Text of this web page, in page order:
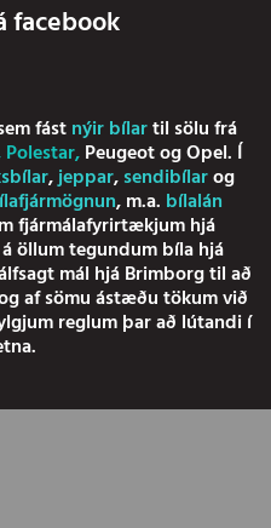
facebook
fástnýir bílartil sölu frá
Polestar,PeugeotogOpel. Í
,jeppar,sendibílarog
, m.a. bílalán
fjármálafyrirtækjum hjá
öllum tegundum bíla hjá
mál hjá Brimborg til að
af sömu ástæðu tökum við
reglum þar að lútandi í